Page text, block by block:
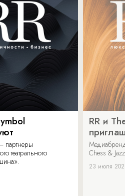
партнеры
театрального
RR и
Chess &
23 июля